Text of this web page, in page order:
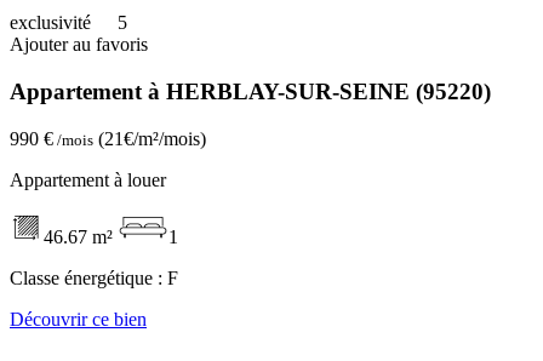
exclusivité
5
Ajouter au favoris
Appartement à HERBLAY-SUR-SEINE (95220)
990 € /mois (21€/m²/mois)
Appartement à louer
46.67 m²
1
Classe énergétique : F
Découvrir ce bien